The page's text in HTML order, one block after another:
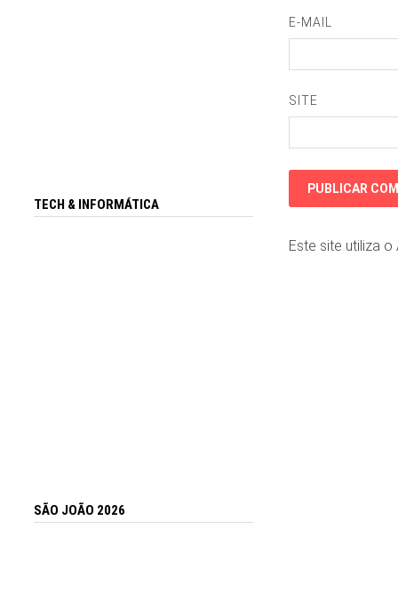
E-MAIL
SITE
Este site utiliza o
TECH & INFORMÁTICA
SÃO JOÃO 2026